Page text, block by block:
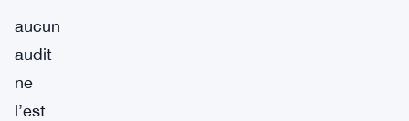
aucun
audit
ne
l’est